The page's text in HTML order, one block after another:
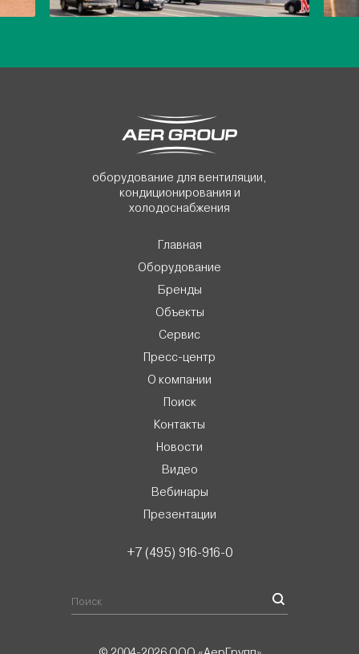
оборудование для вентиляции,
кондиционирования и
холодоснабжения
Главная
Оборудование
Бренды
Объекты
Сервис
Пресс-центр
О компании
Поиск
Контакты
Новости
Видео
Вебинары
Презентации
+7 (495) 916-916-0